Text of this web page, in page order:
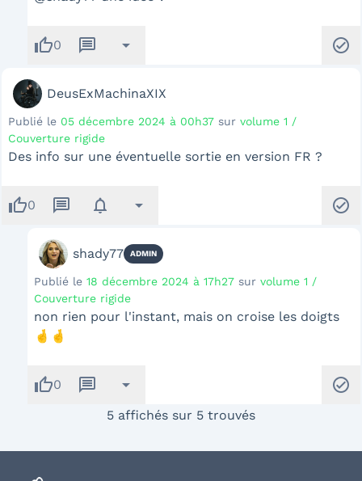
thumb_up0 message arrow_drop_down check_circle
DeusExMachinaXIX
Publié le 05 décembre 2024 à 00h37 sur volume 1 /
Couverture rigide
Des info sur une éventuelle sortie en version FR ?
thumb_up0 message notifications arrow_drop_down check_circle
shady77 ADMIN
Publié le 18 décembre 2024 à 17h27 sur volume 1 /
Couverture rigide
non rien pour l'instant, mais on croise les doigts
🤞🤞
thumb_up0 message arrow_drop_down check_circle
5 affichés sur 5 trouvés